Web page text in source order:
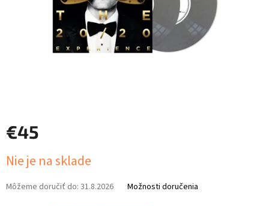
€45
cena:
Nie je na sklade
Môžeme doručiť do: 31.8.2026 Možnosti doručenia